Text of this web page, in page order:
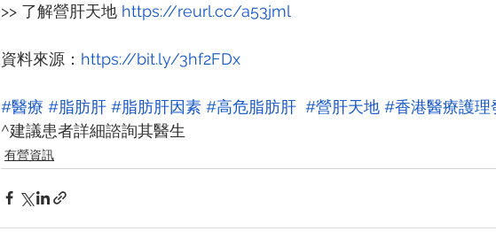
>> 了解營肝天地 https://reurl.cc/a53jml
資料來源： https://bit.ly/3hf2FDx
#醫療 #脂肪肝 #脂肪肝因素 #高危脂肪肝 #營肝天地 #香港醫療護理
^建議患者詳細諮詢其醫生
有營資訊